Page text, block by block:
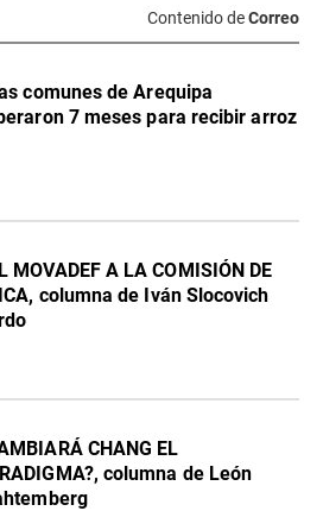
Contenido deCorreo
comunes de Arequipa
7 meses para recibir arroz
MOVADEF A LA COMISIÓN DE
columna de Iván Slocovich
CHANG EL
columna de León